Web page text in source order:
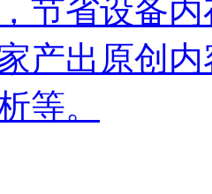
节省设备
产出原创
等。